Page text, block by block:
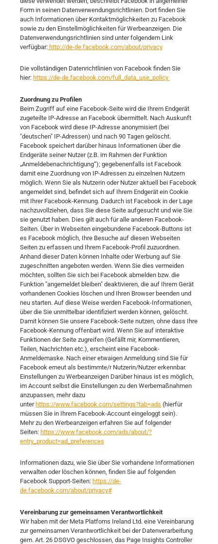
Form in seinen Datenverwendungsrichtlinien. Dort finden Sie
auch Informationen über Kontaktmöglichkeiten zu Facebook
sowie zu den Einstellmöglichkeiten für Werbeanzeigen. Die
Datenverwendungsrichtlinien sind unter folgendem Link
verfügbar: http://de-de.facebook.com/about/privacy
Die vollständigen Datenrichtlinien von Facebook finden Sie
hier: https://de-de.facebook.com/full_data_use_policy
Zuordnung zu Profilen
Beim Zugriff auf eine Facebook-Seite wird die Ihrem Endgerät
zugeteilte IP-Adresse an Facebook übermittelt. Nach Auskunft
von Facebook wird diese IP-Adresse anonymisiert (bei
"deutschen" IP-Adressen) und nach 90 Tagen gelöscht.
Facebook speichert darüber hinaus Informationen über die
Endgeräte seiner Nutzer (z.B. im Rahmen der Funktion
„Anmeldebenachrichtigung“); gegebenenfalls ist Facebook
damit eine Zuordnung von IP-Adressen zu einzelnen Nutzern
möglich. Wenn Sie als Nutzerin oder Nutzer aktuell bei Facebook
angemeldet sind, befindet sich auf Ihrem Endgerät ein Cookie
mit Ihrer Facebook-Kennung. Dadurch ist Facebook in der Lage
nachzuvollziehen, dass Sie diese Seite aufgesucht und wie Sie
sie genutzt haben. Dies gilt auch für alle anderen Facebook-
Seiten. Über in Webseiten eingebundene Facebook-Buttons ist
es Facebook möglich, Ihre Besuche auf diesen Webseiten
Seiten zu erfassen und Ihrem Facebook-Profil zuzuordnen.
Anhand dieser Daten können Inhalte oder Werbung auf Sie
zugeschnitten angeboten werden. Wenn Sie dies vermeiden
möchten, sollten Sie sich bei Facebook abmelden bzw. die
Funktion "angemeldet bleiben" deaktivieren, die auf Ihrem Gerät
vorhandenen Cookies löschen und Ihren Browser beenden und
neu starten. Auf diese Weise werden Facebook-Informationen,
über die Sie unmittelbar identifiziert werden können, gelöscht.
Damit können Sie unsere Facebook-Seite nutzen, ohne dass Ihre
Facebook-Kennung offenbart wird. Wenn Sie auf interaktive
Funktionen der Seite zugreifen (Gefällt mir, Kommentieren,
Teilen, Nachrichten etc.), erscheint eine Facebook-
Anmeldemaske. Nach einer etwaigen Anmeldung sind Sie für
Facebook erneut als bestimmte/r Nutzerin/Nutzer erkennbar.
Einstellungen zu Werbeanzeigen Darüber hinaus ist es möglich,
im Account selbst die Einstellungen zu den Werbemaßnahmen
anzupassen, mehr dazu
unterhttps://www.facebook.com/settings?tab=ads (hierfür
müssen Sie in Ihrem Facebook-Account eingeloggt sein).
Mehr zu den Werbeanzeigen erfahren Sie auf folgender
Seiten: https://www.facebook.com/ads/about/?
entry_product=ad_preferences
Informationen dazu, wie Sie über Sie vorhandene Informationen
verwalten oder löschen können, finden Sie auf folgenden
Facebook Support-Seiten: https://de-
de.facebook.com/about/privacy#
Vereinbarung zur gemeinsamen Verantwortlichkeit
Wir haben mit der Meta Platfoms Ireland Ltd. eine Vereinbarung
zur gemeinsamen Verantwortlichkeit bei der Datenverarbeitung
gem. Art. 26 DSGVO geschlossen, das Page Insights Controller